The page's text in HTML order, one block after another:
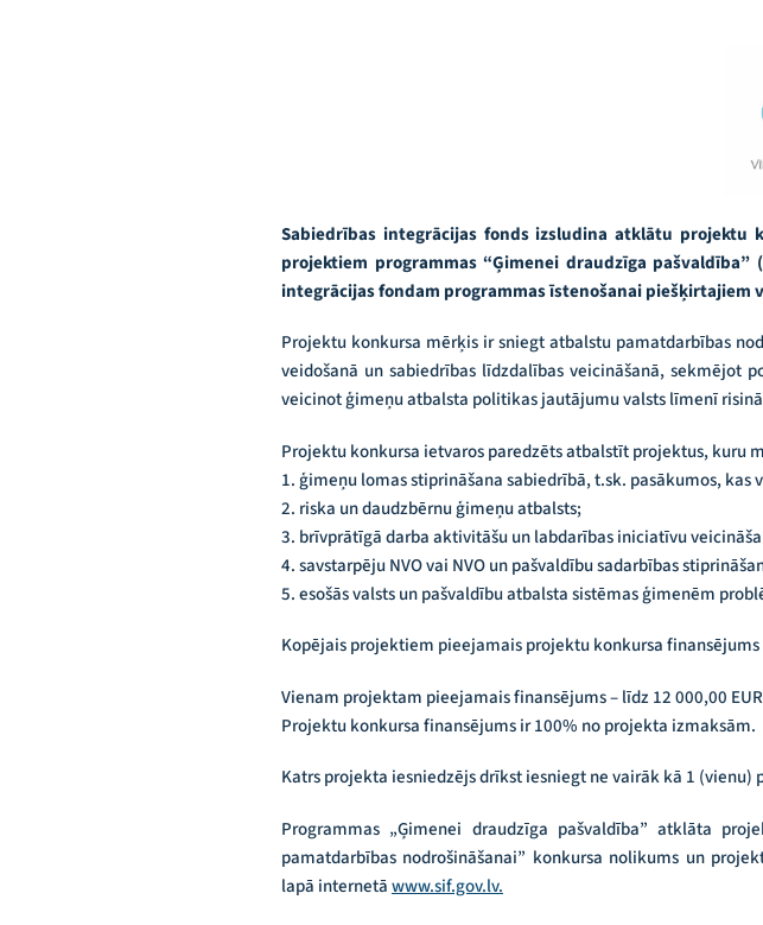
Sabiedrības integrācijas fonds izsludina atklātu projektu
projektiem programmas “Ģimenei draudzīga
integrācijas fondam programmas īstenošanai piešķirtajiem
Projektu konkursa mērķis ir sniegt atbalstu pamatdarbības
veidošanā un sabiedrības līdzdalības veicināšanā,
veicinot ģimeņu atbalsta politikas jautājumu valsts līmenī
Projektu konkursa ietvaros paredzēts atbalstīt projektus, kuru
1. ģimeņu lomas stiprināšana sabiedrībā, t.sk. pasākumos,
2. riska un daudzbērnu ģimeņu atbalsts;
3. brīvprātīgā darba aktivitāšu un labdarības iniciatīvu
4. savstarpēju NVO vai NVO un pašvaldību sadarbības
5. esošās valsts un pašvaldību atbalsta sistēmas ģimenēm
Kopējais projektiem pieejamais projektu konkursa
Vienam projektam pieejamais finansējums – līdz 12 000,00
Projektu konkursa finansējums ir 100% no projekta izmaksām.
Katrs projekta iesniedzējs drīkst iesniegt ne vairāk kā 1
Programmas „Ģimenei draudzīga pašvaldība” atklāta
pamatdarbības nodrošināšanai” konkursa nolikums un
lapā internetāwww.sif.gov.lv.